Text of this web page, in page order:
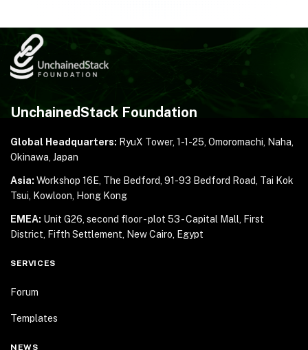
UnchainedStack Foundation
Global Headquarters: RyuX Tower, 1-1-25, Omoromachi, Naha,
Okinawa, Japan
Asia: Workshop 16E, The Bedford, 91-93 Bedford Road, Tai Kok
Tsui, Kowloon, Hong Kong
EMEA: Unit G26, second floor - plot 53 - Capital Mall,
First
District, Fifth Settlement, New Cairo, Egypt
SERVICES
Forum
Templates
NEWS